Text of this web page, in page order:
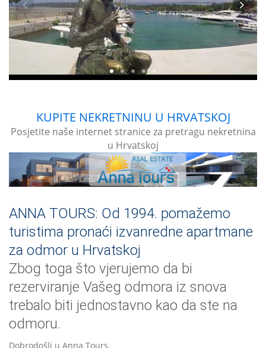
KUPITE NEKRETNINU U HRVATSKOJ
Posjetite naše internet stranice za pretragu nekretnina
u Hrvatskoj
ANNA TOURS: Od 1994. pomažemo
turistima pronaći izvanredne apartmane
za odmor u Hrvatskoj
Zbog toga što vjerujemo da bi
rezerviranje Vašeg odmora iz snova
trebalo biti jednostavno kao da ste na
odmoru.
Dobrodošli u Anna Tours.